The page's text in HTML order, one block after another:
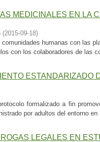
MEDICINALES EN LA
(2015-09-18)
humanas con las
con los colaboradores de las
ESTANDARIZADO
formalizado a fin
por adultos del entorno
LEGALES EN